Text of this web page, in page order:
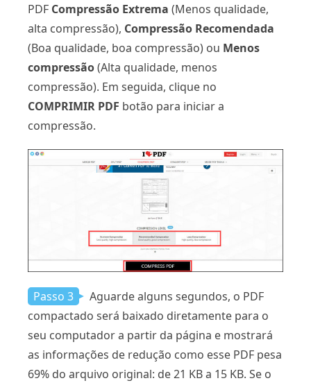
PDF Compressão Extrema (Menos qualidade,
alta compressão), Compressão Recomendada
(Boa qualidade, boa compressão) ou Menos
compressão(Alta qualidade, menos
compressão). Em seguida, clique no
COMPRIMIR PDF botão para iniciar a
compressão.
Passo 3
Aguarde alguns segundos, o PDF
compactado será baixado diretamente para o
seu computador a partir da página e mostrará
as informações de redução como esse PDF pesa
69% do arquivo original: de 21 KB a 15 KB. Se o